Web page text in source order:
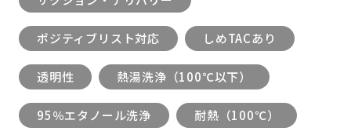
ポジティブリスト対応 しめTACあり
透明性 熱湯洗浄（100℃以下）
95％エタノール洗浄 耐熱（100℃）